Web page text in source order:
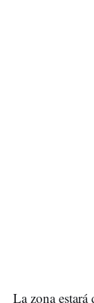
La zona estará